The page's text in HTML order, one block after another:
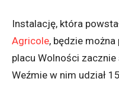
Instalację, która
Agricole, będzie
placu Wolności
Weźmie w nim udział